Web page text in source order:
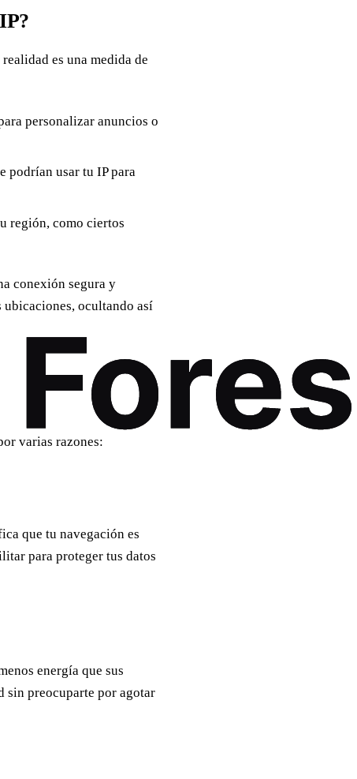
es una medida de
personalizar anuncios o
podrían usar tu IP para
región, como ciertos
conexión segura y
ocultando así
varias razones:
que tu navegación es
para proteger tus datos
energía que sus
sin preocuparte por agotar